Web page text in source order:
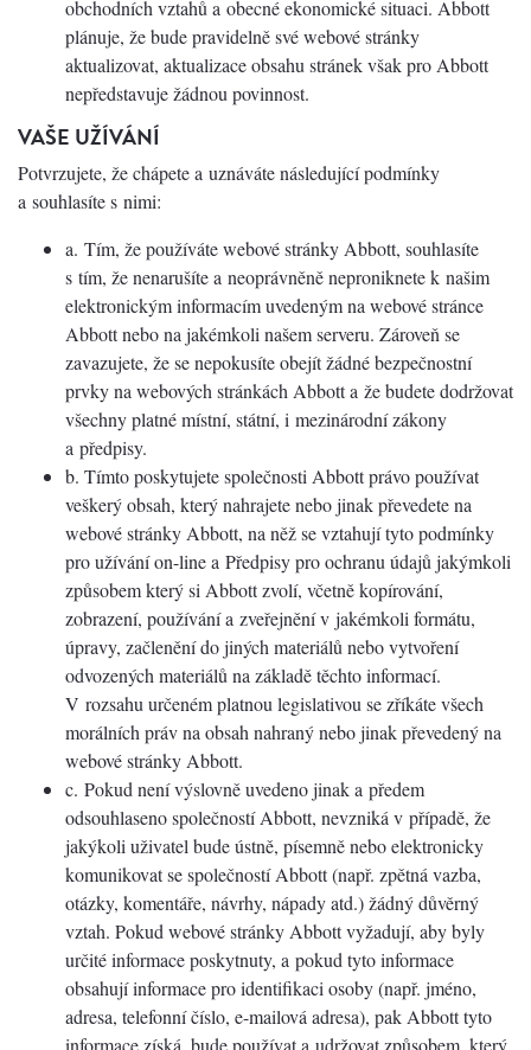
obchodních vztahů a obecné ekonomické situaci. Abbott
plánuje, že bude pravidelně své webové stránky
aktualizovat, aktualizace obsahu stránek však pro Abbott
nepředstavuje žádnou povinnost.
VAŠE UŽÍVÁNÍ
Potvrzujete, že chápete a uznáváte následující podmínky
a souhlasíte s nimi:
a. Tím, že používáte webové stránky Abbott, souhlasíte
s tím, že nenarušíte a neoprávněně neproniknete k našim
elektronickým informacím uvedeným na webové stránce
Abbott nebo na jakémkoli našem serveru. Zároveň se
zavazujete, že se nepokusíte obejít žádné bezpečnostní
prvky na webových stránkách Abbott a že budete dodržovat
všechny platné místní, státní, i mezinárodní zákony
a předpisy.
b. Tímto poskytujete společnosti Abbott právo používat
veškerý obsah, který nahrajete nebo jinak převedete na
webové stránky Abbott, na něž se vztahují tyto podmínky
pro užívání on-line a Předpisy pro ochranu údajů jakýmkoli
způsobem který si Abbott zvolí, včetně kopírování,
zobrazení, používání a zveřejnění v jakémkoli formátu,
úpravy, začlenění do jiných materiálů nebo vytvoření
odvozených materiálů na základě těchto informací.
V rozsahu určeném platnou legislativou se zříkáte všech
morálních práv na obsah nahraný nebo jinak převedený na
webové stránky Abbott.
c. Pokud není výslovně uvedeno jinak a předem
odsouhlaseno společností Abbott, nevzniká v případě, že
jakýkoli uživatel bude ústně, písemně nebo elektronicky
komunikovat se společností Abbott (např. zpětná vazba,
otázky, komentáře, návrhy, nápady atd.) žádný důvěrný
vztah. Pokud webové stránky Abbott vyžadují, aby byly
určité informace poskytnuty, a pokud tyto informace
obsahují informace pro identifikaci osoby (např. jméno,
adresa, telefonní číslo, e-mailová adresa), pak Abbott tyto
informace získá, bude používat a udržovat způsobem, který